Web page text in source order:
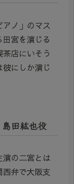
ノ」のマス
宮を演じる
店にいそう
にしか演じ
田紘也役
の二宮とは
弁で大阪支